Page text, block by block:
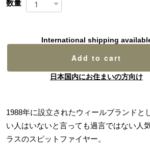
数量
International shipping
Add to cart
日本国内にお住まいの方向け
1988年に設立されたウィールブランドと
い人はいないと言っても過言ではない人
ラスのスピットファイヤー。